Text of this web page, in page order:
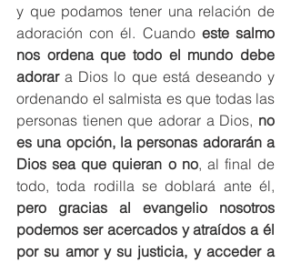
y que podamos tener una relación de
adoración con él. Cuando este salmo
nos ordena que todo el mundo debe
adorar a Dios lo que está deseando y
ordenando el salmista es que todas las
personas tienen que adorar a Dios, no
es una opción, la personas adorarán a
Dios sea que quieran o no, al final de
pero gracias al evangelio nosotros
podemos ser acercados y atraídos a él
por su amor y su justicia, y acceder a